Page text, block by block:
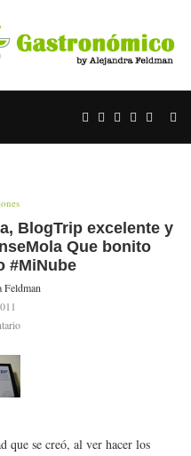
BlogTrip excelente y
Que bonito
#MiNube
Feldman
que se creó, al ver hacer los